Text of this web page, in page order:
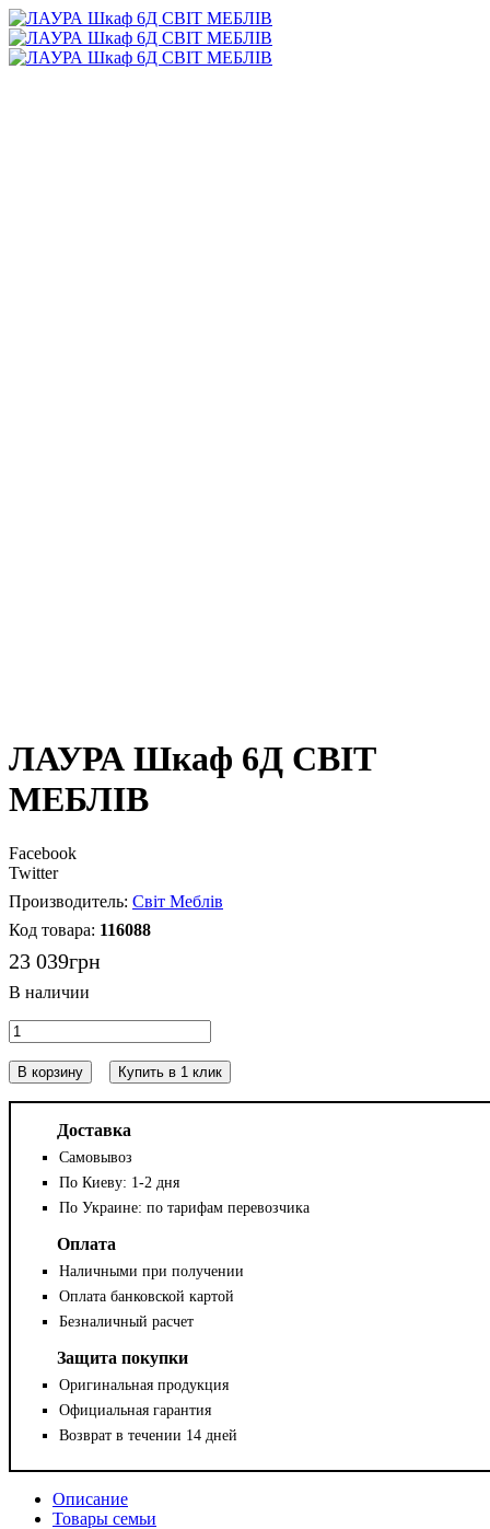
ЛАУРА Шкаф 6Д СВІТ
МЕБЛІВ
Facebook
Twitter
Світ Меблів
116088
23 039грн
В корзину Купить в 1 клик
Доставка
Самовывоз
По Киеву: 1-2 дня
По Украине: по тарифам перевозчика
Оплата
Наличными при получении
Оплата банковской картой
Безналичный расчет
Защита покупки
Оригинальная продукция
Официальная гарантия
Возврат в течении 14 дней
Описание
Товары семьи